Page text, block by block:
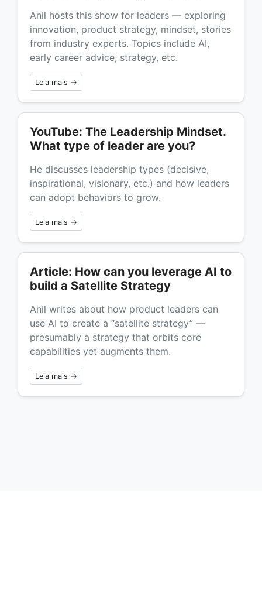
Anil hosts this show for leaders — exploring
innovation, product strategy, mindset, stories
from industry experts. Topics include AI,
early career advice, strategy, etc.
Leia mais →
YouTube: The Leadership Mindset.
What type of leader are you?
He discusses leadership types (decisive,
inspirational, visionary, etc.) and how leaders
can adopt behaviors to grow.
Leia mais →
Article: How can you leverage AI to
build a Satellite Strategy
Anil writes about how product leaders can
use AI to create a “satellite strategy” —
presumably a strategy that orbits core
capabilities yet augments them.
Leia mais →